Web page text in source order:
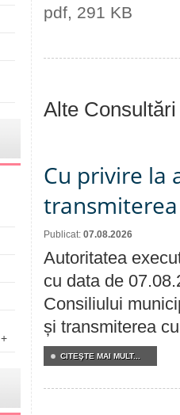
+
pdf, 291 KB
Alte
Cu privire la
Publicat: 07.08.2026
Autoritatea
cu data de
Consiliului
și transmiterea
CITEŞTE MAI MULT...